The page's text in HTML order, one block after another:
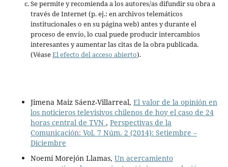
Se permite y recomienda a los autores/as difundir su obra a
través de Internet (p. ej.: en archivos telemáticos
institucionales o en su página web) antes y durante el
proceso de envío, lo cual puede producir intercambios
interesantes y aumentar las citas de la obra publicada.
(VéaseEl efecto del acceso abierto).
Jimena Maiz Sáenz-Villarreal, El valor de la opinión en
los noticieros televisivos chilenos de hoy el caso de 24
horas central de TVN , Perspectivas de la
Comunicación: Vol. 7 Núm. 2 (2014): Setiembre –
Diciembre
Noemí Morejón Llamas, Un acercamiento